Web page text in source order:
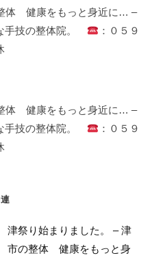
体 健康をもっと身近に… –
手技の整体院。
：０５９
体 健康をもっと身近に… –
手技の整体院。
：０５９
津祭り始まりました。 – 津
市の整体 健康をもっと身